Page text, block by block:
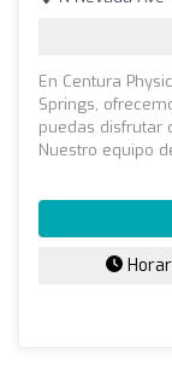
En Centura
Springs,
puedas disfrutar
Nuestro equipo